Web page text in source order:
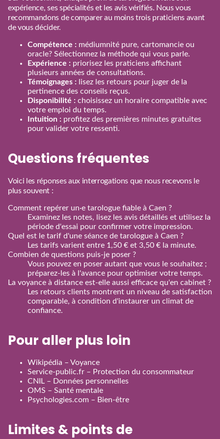
expérience, ses spécialités et les avis vérifiés. Nous vous
recommandons de comparer au moins trois praticiens avant
de vous décider.
Compétence : médiumnité pure, cartomancie ou
oracle? Sélectionnez la méthode qui vous parle.
Expérience : priorisez les praticiens affichant
plusieurs années de consultations.
Témoignages : lisez les retours pour juger de la
pertinence des conseils reçus.
Disponibilité : choisissez un horaire compatible avec
votre emploi du temps.
Intuition : profitez des premières minutes gratuites
pour valider votre ressenti.
Questions fréquentes
Voici les réponses aux interrogations que nous recevons le
plus souvent :
Comment repérer un·e tarologue fiable à Caen ?
Examinez les notes, lisez les avis détaillés et utilisez la
période d'essai pour confirmer votre impression.
Quel est le tarif d'une séance de tarologue à Caen ?
Les tarifs varient entre 1,50 € et 3,50 € la minute.
Combien de questions puis‑je poser ?
Vous pouvez en poser autant que vous le souhaitez ;
préparez‑les à l'avance pour optimiser votre temps.
La voyance à distance est‑elle aussi efficace qu'en cabinet ?
Les retours clients montrent un niveau de satisfaction
comparable, à condition d'instaurer un climat de
confiance.
Pour aller plus loin
Wikipédia – Voyance
Service‑public.fr – Protection du consommateur
CNIL – Données personnelles
OMS – Santé mentale
Psychologies.com – Bien‑être
Limites & points de